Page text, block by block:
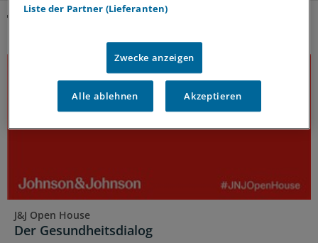
J&J Open House
Der Gesundheitsdialog
Liste der Partner (Lieferanten)
Zwecke anzeigen
Alle ablehnen Akzeptieren